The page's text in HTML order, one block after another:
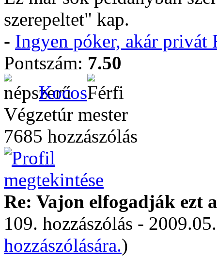
szerepeltet" kap.
- Ingyen póker, akár privát
Pontszám: 7.50
Kocos
Végzetúr mester
7685 hozzászólás
Re: Vajon elfogadják ezt
109. hozzászólás -
hozzászólására.)